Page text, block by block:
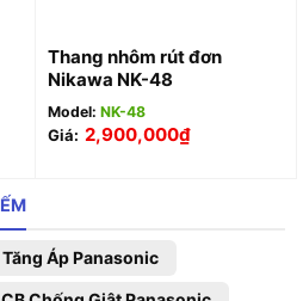
Thang nhôm rút đơn
Nikawa NK-48
Model: NK-48
Giá: 2,900,000₫
Áp Panasonic